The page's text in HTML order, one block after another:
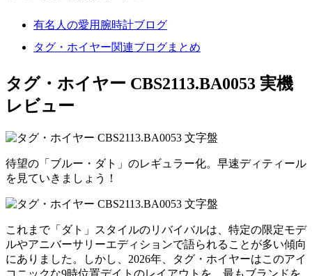
有名人の愛用腕時計ブログ
タグ・ホイヤー関連ブログまとめ
タグ・ホイヤー CBS2113.BA0053 実機
レビュー
待望の「ブルー・ダト」のレギュラー化。早速ディティール
を見ていきましょう！
これまで「ダト」スタイルのリバイバルは、特定の限定モデ
ルやアニバーサリーエディションで語られることが多い傾向
にありました。しかし、2026年、タグ・ホイヤーはこのアイ